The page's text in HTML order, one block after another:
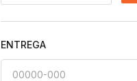
ENTREGA